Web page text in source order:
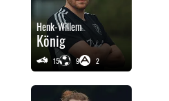
Henk-Willem
König
15 9 2